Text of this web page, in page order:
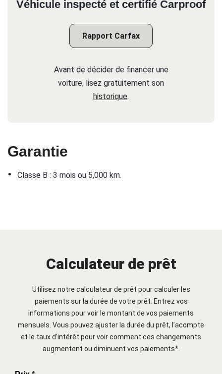
Véhicule inspecté et certifié Carproof
Rapport Carfax
Avant de décider de financer une
voiture, lisez gratuitement son
historique.
Garantie
• Classe B : 3 mois ou 5,000 km.
Calculateur de prêt
Utilisez notre calculateur de prêt pour calculer les
paiements sur la durée de votre prêt. Entrez vos
informations pour voir le montant de vos paiements
mensuels. Vous pouvez ajuster la durée du prêt, l’acompte
et le taux d’intérêt pour voir comment ces changements
augmentent ou diminuent vos paiements*.